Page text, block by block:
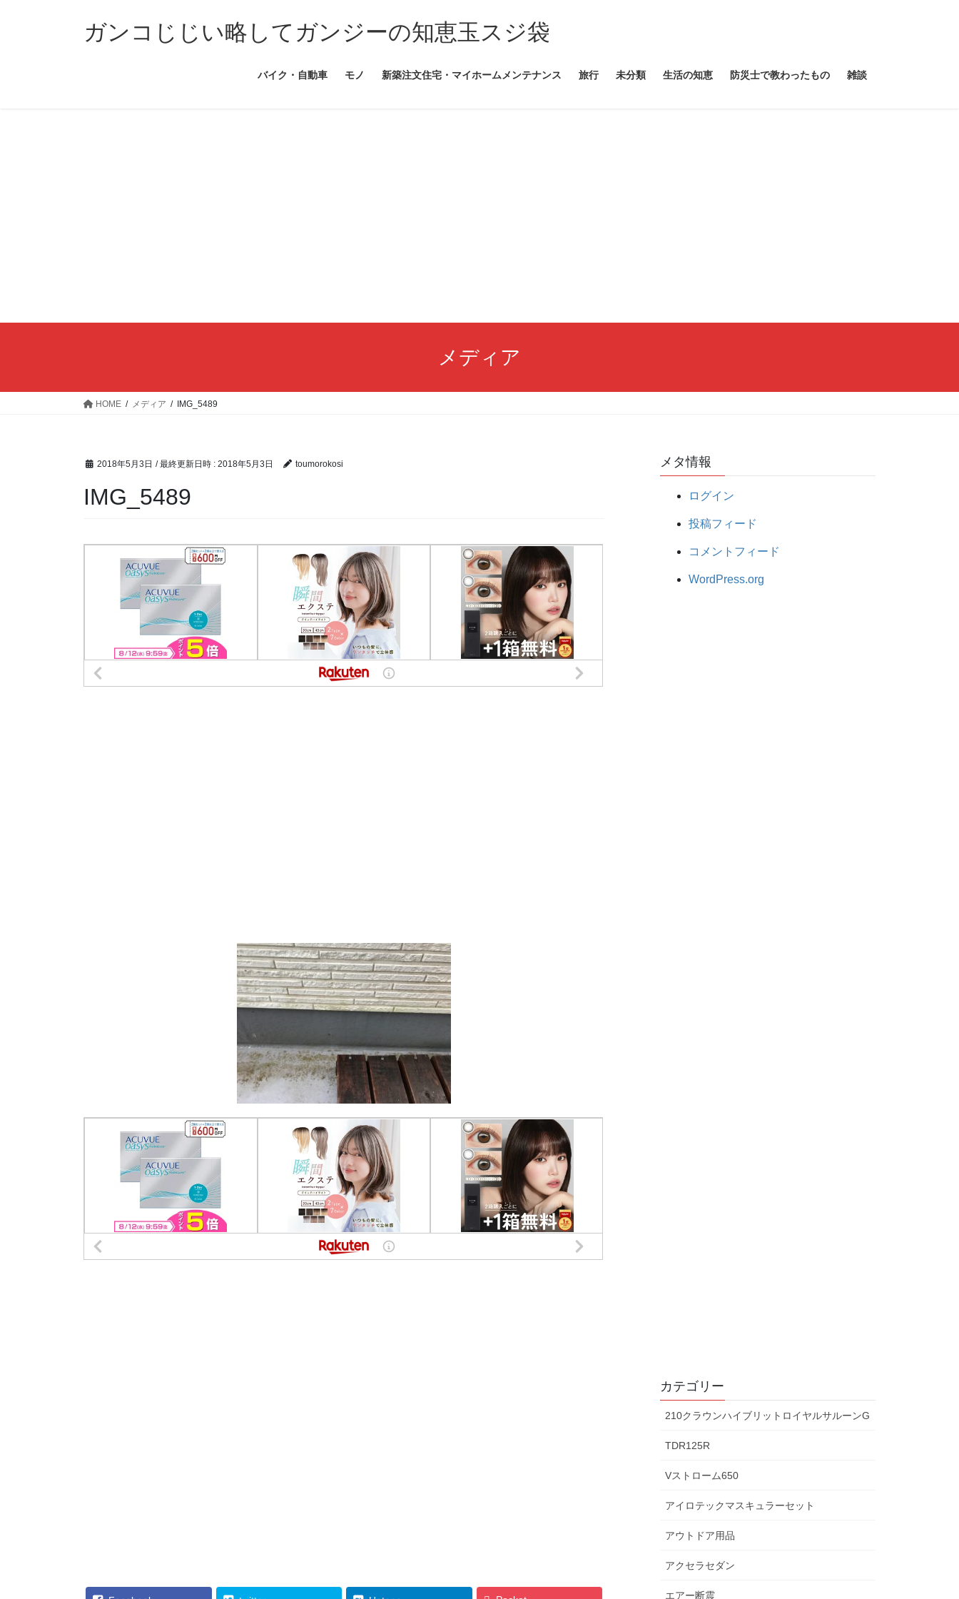
ガンコじじい略してガンジーの知恵玉スジ袋
バイク・自動車 モノ 新築注文住宅・マイホームメンテナンス 旅行 未分類 生活の知恵 防災士で教わったもの 雑談
メディア
HOME メディア IMG_5489
2018年5月3日 / 最終更新日時 : 2018年5月3日 toumorokosi
IMG_5489
メタ情報
ログイン
投稿フィード
コメントフィード
WordPress.org
カテゴリー
210クラウンハイブリットロイヤルサルーンG
TDR125R
Vストローム650
アイロテックマスキュラーセット
アウトドア用品
アクセラセダン
エアー断震